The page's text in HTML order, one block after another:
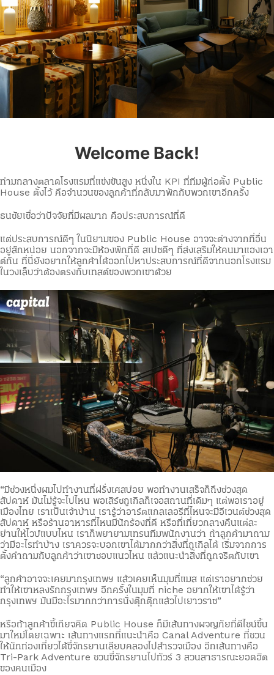
Welcome Back!
ท่ามกลางตลาดโรงแรมที่แข่งขันสูง หนึ่งใน KPI ที่ทีมผู้ก่อตั้ง Public
House ตั้งไว้ คือจำนวนของลูกค้าที่กลับมาพักกับพวกเขาอีกครั้ง
ธนชัยเชื่อว่าปัจจัยที่มีผลมาก คือประสบการณ์ที่ดี
แต่ประสบการณ์ดีๆ ในนิยามของ Public House อาจจะต่างจากที่อื่น
อยู่สักหน่อย นอกจากจะมีห้องพักที่ดี สเปซดีๆ ที่ส่งเสริมให้คนมาแฮงเอา
ต์กัน ที่นี่ยังอยากให้ลูกค้าได้ออกไปหาประสบการณ์ที่ดีจากนอกโรงแรม
ในวงเล็บว่าต้องตรงกับเทสต์ของพวกเขาด้วย
“มีช่วงหนึ่งผมไปทำงานที่ฝรั่งเศสบ่อย พอทำงานเสร็จก็ถึงช่วงสุด
สัปดาห์ มันไม่รู้จะไปไหน พอเสิร์ชกูเกิลก็เจอสถานที่เดิมๆ แต่พอเราอยู่
เมืองไทย เราเป็นเจ้าบ้าน เรารู้ว่าอาร์ตแกลเลอรีที่ไหนจะมีอีเวนต์ช่วงสุด
สัปดาห์ หรือร้านอาหารที่ไหนมีนักร้องที่ดี หรือที่เที่ยวกลางคืนแต่ละ
ย่านให้ไวบ์แบบไหน เราก็พยายามเทรนทีมพนักงานว่า ถ้าลูกค้ามาถาม
ว่ามีอะไรทำบ้าง เราควรจะบอกเขาได้มากกว่าสิ่งที่กูเกิลได้ เริ่มจากการ
ตั้งคำถามกับลูกค้าว่าเขาชอบแนวไหน แล้วแนะนำสิ่งที่ถูกจริตกับเขา
“ลูกค้าอาจจะเคยมากรุงเทพฯ แล้วเคยเห็นมุมที่แมส แต่เราอยากช่วย
ทำให้เขาหลงรักกรุงเทพฯ อีกครั้งในมุมที่ niche อยากให้เขาได้รู้ว่า
กรุงเทพฯ มันมีอะไรมากกว่าการนั่งตุ๊กตุ๊กแล้วไปเยาวราช”
หรือถ้าลูกค้าขี้เกียจคิด Public House ก็มีเส้นทางผจญภัยที่ดีไซน์ขึ้น
มาใหม่โดยเฉพาะ เส้นทางแรกที่แนะนำคือ Canal Adventure ที่ชวน
ให้นักท่องเที่ยวได้ขี่จักรยานเลียบคลองไปสำรวจเมือง อีกเส้นทางคือ
Tri-Park Adventure ชวนขี่จักรยานไปทัวร์ 3 สวนสาธารณะยอดฮิต
ของคนเมือง